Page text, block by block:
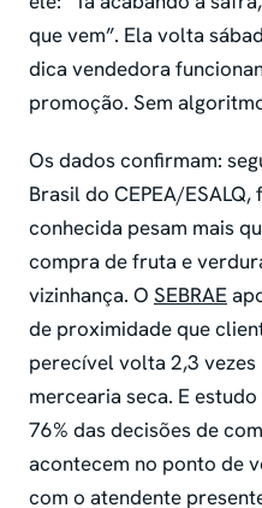
que vem”. Ela volta
dica vendedora
promoção. Sem
Os dados confirmam:
Brasil do CEPEA/
conhecida pesam mais
compra de fruta e
vizinhança. O SEBRAE
de proximidade que
perecível volta 2,3
mercearia seca. E estudo
76% das decisões de
acontecem no ponto de
com o atendente